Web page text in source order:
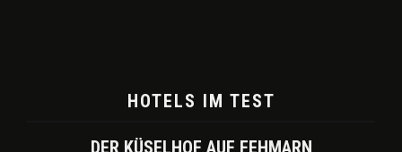
HOTELS IM TEST
DER KÜSELHOF AUF FEHMARN